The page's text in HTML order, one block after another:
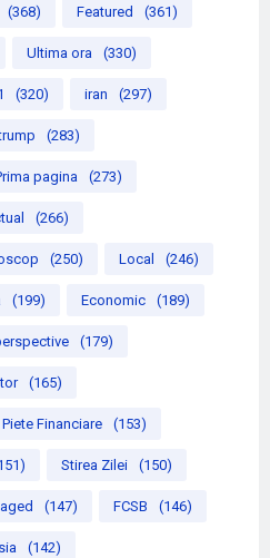
(368) Featured (361)
Ultima ora (330)
(320) iran (297)
(283)
pagina (273)
(266)
(250) Local (246)
(199) Economic (189)
(179)
(165)
Piete Financiare (153)
Stirea Zilei (150)
(147) FCSB (146)
(142)